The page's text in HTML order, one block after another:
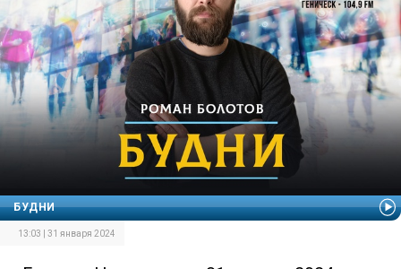
БУДНИ
13:03 | 31 января 2024